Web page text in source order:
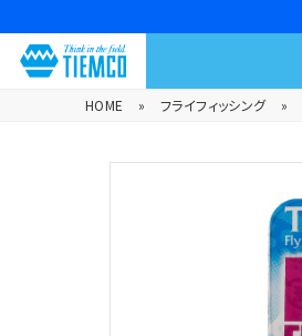
HOME » フライフィッシング »